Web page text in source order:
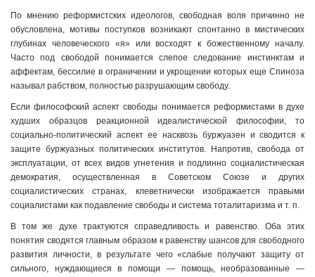
По мнению реформистских идеологов, свободная воля причинно не
обусловлена, мотивы поступков возникают спонтанно в мистических
глубинах человеческого «я» или восходят к божественному началу.
Часто под свободой понимается слепое следование инстинктам и
аффектам, бессилие в ограничении и укрощении которых еще Спиноза
называл рабством, полностью разрушающим свободу.
Если философский аспект свободы понимается реформистами в духе
худших образцов реакционной идеалистической философии, то
социально-политический аспект ее насквозь буржуазен и сводится к
защите буржуазных политических институтов. Напротив, свобода от
эксплуатации, от всех видов угнетения и подлинно социалистическая
демократия, осуществленная в Советском Союзе и других
социалистических странах, клеветнически изображается правыми
социалистами как подавление свободы и система тоталитаризма и т. п.
В том же духе трактуются справедливость и равенство. Оба этих
понятия сводятся главным образом к равенству шансов для свободного
развития личности, в результате чего «слабые получают защиту от
сильного, нуждающиеся в помощи — помощь, необразованные —